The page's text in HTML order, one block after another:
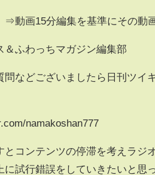
動画15分編集を基準にその動
＆ふわっちマガジン編集部
問などございましたら日刊ツイ
namakoshan777
とコンテンツの停滞を考えラジ
に試行錯誤をしていきたいと思